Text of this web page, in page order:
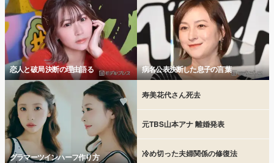
恋人と破局 決断の理由語る 病名公表決断した息子の言葉
グラマーツインハーフ作り方
寿美花代さん死去
元TBS山本アナ 離婚発表
冷め切った夫婦関係の修復法